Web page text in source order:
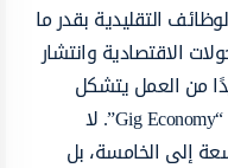
التقليدية بقدر ما
الاقتصادية وانتشار
من العمل يتشكل
بوضوح: اقتصاد الوظائف المؤقتة أو “Gig Economy”. لا
إلى الخامسة، بل